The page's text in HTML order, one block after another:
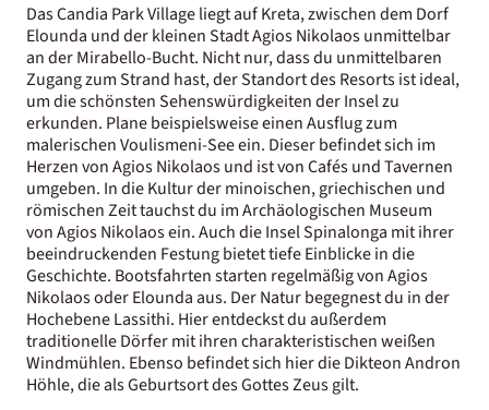
Das Candia Park Village liegt auf Kreta, zwischen dem Dorf
Elounda und der kleinen Stadt Agios Nikolaos unmittelbar
an der Mirabello-Bucht. Nicht nur, dass du unmittelbaren
Zugang zum Strand hast, der Standort des Resorts ist ideal,
um die schönsten Sehenswürdigkeiten der Insel zu
erkunden. Plane beispielsweise einen Ausflug zum
malerischen Voulismeni-See ein. Dieser befindet sich im
Herzen von Agios Nikolaos und ist von Cafés und Tavernen
umgeben. In die Kultur der minoischen, griechischen und
römischen Zeit tauchst du im Archäologischen Museum
von Agios Nikolaos ein. Auch die Insel Spinalonga mit ihrer
beeindruckenden Festung bietet tiefe Einblicke in die
Geschichte. Bootsfahrten starten regelmäßig von Agios
Nikolaos oder Elounda aus. Der Natur begegnest du in der
Hochebene Lassithi. Hier entdeckst du außerdem
traditionelle Dörfer mit ihren charakteristischen weißen
Windmühlen. Ebenso befindet sich hier die Dikteon Andron
Höhle, die als Geburtsort des Gottes Zeus gilt.